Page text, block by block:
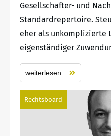
Gesellschafter- und
Standardrepertoire.
eher als unkomplizierte
eigenständiger
weiterlesen
Rechtsboard